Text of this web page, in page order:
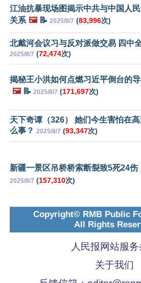
江油抗暴现场图揭示中共与中国人
关系 🖼️📝 2025/8/7 (83,996次)
北戴河会议习与反对派做交易 四中
2025/8/7 (72,474次)
揭秘王小洪如何点燃习近平倒台的
🖼️📝 2025/8/7 (171,697次)
天下奇谭（326） 她们今生害怕在
么事？ 2025/8/7 (93,347次)
新疆一景区吊桥桥索断裂致5死24伤
2025/8/7 (157,310次)
Copyright© RMB Public
All Rights
人民报网站服
关于我们